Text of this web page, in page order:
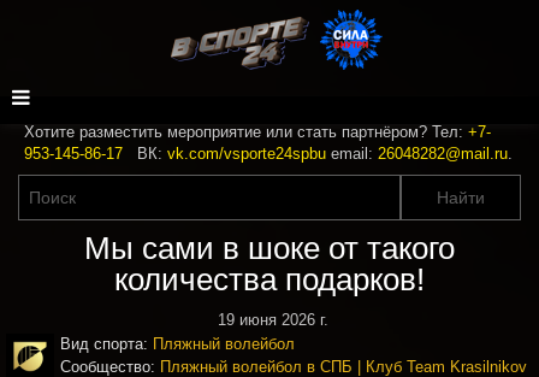
Хотите разместить мероприятие или стать партнёром? Тел: +7-
953-145-86-17 ВК: vk.com/vsporte24spbu email: 26048282@mail.ru.
Мы сами в шоке от такого
количества подарков!
19 июня 2026 г.
Вид спорта: Пляжный волейбол
Сообщество: Пляжный волейбол в СПБ | Клуб Team Krasilnikov